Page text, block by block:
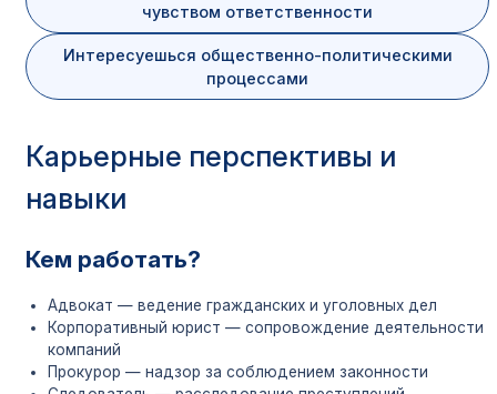
чувством ответственности
Интересуешься общественно-политическими
процессами
Карьерные перспективы и
навыки
Кем работать?
Адвокат — ведение гражданских и уголовных дел
Корпоративный юрист — сопровождение деятельности
компаний
Прокурор — надзор за соблюдением законности